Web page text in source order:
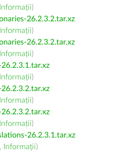
Informații)
26.2.3.2.tar.xz
Informații)
26.2.3.2.tar.xz
Informații)
Informații)
Informații)
Informații)
26.2.3.1.tar.xz
, Informații)